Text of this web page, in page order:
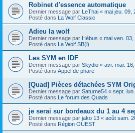
Robinet d'essence automatique
Dernier message par LeThai « mai jeu. 09,
Posté dans La Wolf Classic
Adieu la wolf
Dernier message par Hébus « mai ven. 03,
Posté dans La Wolf SB(i)
Les SYM en IDF
Dernier message par Skydio « avr. mar.
Posté dans Appel de phare
[Quad] Pièces détachées SYM
Dernier message par Saturne54 « sept.
Posté dans Le forum des Quads
je serai sur bordeaux du 1 au 4
Dernier message par jako 13 « août sam.
Posté dans Région OUEST